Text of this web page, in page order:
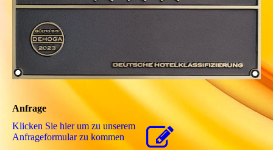
Anfrage
Klicken Sie hier um zu unserem
Anfrageformular zu kommen